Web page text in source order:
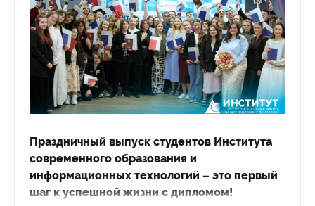
Праздничный выпуск студентов Института
современного образования и
информационных технологий – это первый
шаг к успешной жизни с дипломом!